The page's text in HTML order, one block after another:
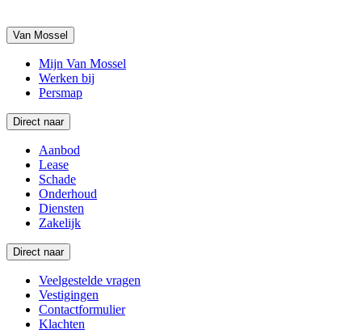
Van Mossel
Mijn Van Mossel
Werken bij
Persmap
Direct naar
Aanbod
Lease
Schade
Onderhoud
Diensten
Zakelijk
Direct naar
Veelgestelde vragen
Vestigingen
Contactformulier
Klachten